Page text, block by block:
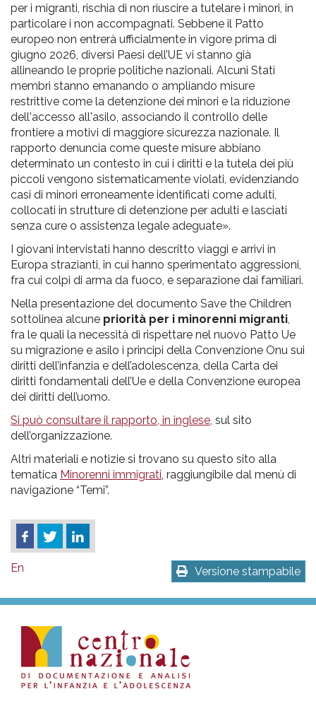
per i migranti, rischia di non riuscire a tutelare i minori, in
particolare i non accompagnati. Sebbene il Patto
europeo non entrerà ufficialmente in vigore prima di
giugno 2026, diversi Paesi dell’UE vi stanno già
allineando le proprie politiche nazionali. Alcuni Stati
membri stanno emanando o ampliando misure
restrittive come la detenzione dei minori e la riduzione
dell'accesso all'asilo, associando il controllo delle
frontiere a motivi di maggiore sicurezza nazionale. Il
rapporto denuncia come queste misure abbiano
determinato un contesto in cui i diritti e la tutela dei più
piccoli vengono sistematicamente violati, evidenziando
casi di minori erroneamente identificati come adulti,
collocati in strutture di detenzione per adulti e lasciati
senza cure o assistenza legale adeguate».
I giovani intervistati hanno descritto viaggi e arrivi in
Europa strazianti, in cui hanno sperimentato aggressioni,
fra cui colpi di arma da fuoco, e separazione dai familiari.
Nella presentazione del documento Save the Children
sottolinea alcune priorità per i minorenni migranti
fra le quali la necessità di rispettare nel nuovo Patto Ue
su migrazione e asilo i principi della Convenzione Onu sui
diritti dell’infanzia e dell’adolescenza, della Carta dei
diritti fondamentali dell’Ue e della Convenzione europea
dei diritti dell’uomo.
Si può consultare il rapporto, in inglese , sul sito
dell’organizzazione.
Altri materiali e notizie si trovano su questo sito alla
tematica Minorenni immigrati , raggiungibile dal menù di
navigazione “Temi”.
Versione stampabile
En